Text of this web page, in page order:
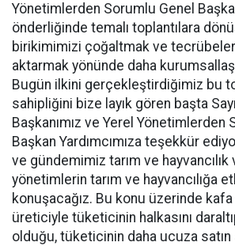
Yönetimlerden Sorumlu Genel Başkan
önderliğinde temalı toplantılara
birikimimizi çoğaltmak ve
aktarmak yönünde daha
Bugün ilkini gerçekleştirdiğimiz bu
sahipliğini bize layık gören başta
Başkanımız ve Yerel Yönetimlerden
Başkan Yardımcımıza teşekkür
ve gündemimiz tarım ve hayvancılık
yönetimlerin tarım ve hayvancılığa
konuşacağız. Bu konu üzerinde kafa
üreticiyle tüketicinin halkasını
olduğu, tüketicinin daha ucuza